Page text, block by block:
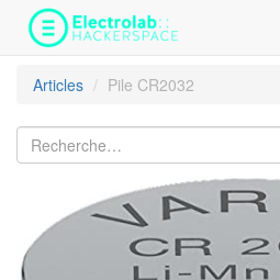
Articles Pile CR2032